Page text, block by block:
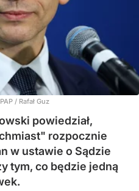
PAP / Rafał Guz
powiedział,
rozpocznie
w ustawie o Sądzie
tym, co będzie jedną